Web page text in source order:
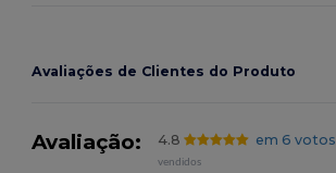
Avaliações de Clientes do Produto
Avaliação: 4.8 em 6 votos
vendidos